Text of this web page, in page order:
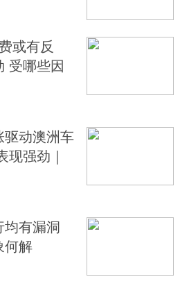
或有反
受哪些因
驱动澳洲车
现强劲｜
均有漏洞
何解